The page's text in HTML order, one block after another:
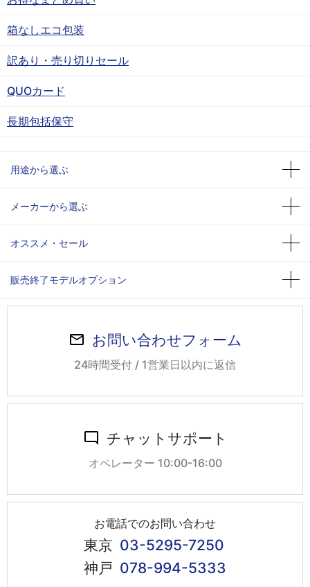
箱なしエコ包装
訳あり・売り切りセール
QUOカード
長期包括保守
用途から選ぶ
メーカーから選ぶ
オススメ・セール
販売終了モデルオプション
お問い合わせフォーム
24時間受付 / 1営業日以内に返信
チャットサポート
オペレーター 10:00-16:00
お電話でのお問い合わせ
東京 03-5295-7250
神戸 078-994-5333